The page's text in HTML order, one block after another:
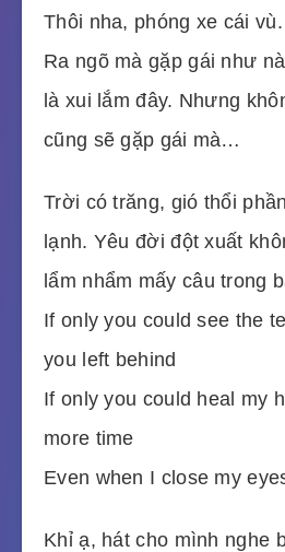
Thôi nha, phóng xe cái
Ra ngõ mà gặp gái như
là xui lắm đây. Nhưng
cũng sẽ gặp gái mà…
Trời có trăng, gió thổi
lạnh. Yêu đời đột xuất
lẩm nhẩm mấy câu trong
If only you could see the
you left behind
If only you could heal my
more time
Even when I close my
Khỉ ạ, hát cho mình nghe